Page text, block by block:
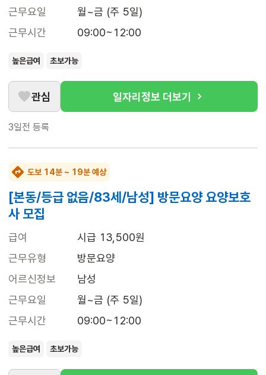
근무요일
월~금 (주 5일)
근무시간
09:00~12:00
높은급여 초보가능
관심 일자리정보 더보기
3일전 등록
도보 14분 ~ 19분 예상
[본동/등급 없음/83세/남성] 방문요양 요양보호
사 모집
급여
시급 13,500원
근무유형
방문요양
어르신정보
남성
근무요일
월~금 (주 5일)
근무시간
09:00~12:00
높은급여 초보가능